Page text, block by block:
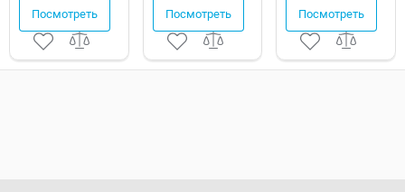
Посмотреть Посмотреть Посмотреть